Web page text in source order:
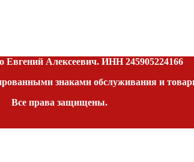
Евгений Алексеевич. ИНН245905224166
знаками обслуживания и
Все права защищены.